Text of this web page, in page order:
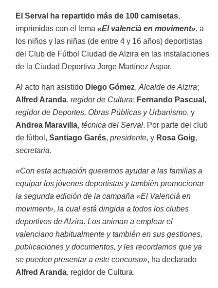
El Serval ha repartido más de 100 camisetas,
imprimidas con el lema«El valencià en moviment», a
los niños y las niñas (de entre 4 y 16 años) deportistas
del Club de Fútbol Ciudad de Alzira en las instalaciones
de la Ciudad Deportiva Jorge Martínez Aspar.
Al acto han asistido Diego Gómez,Alcalde de Alzira;
Alfred Aranda,regidor de Cultura; Fernando Pascual ,
regidor de Deportes, Obras Públicas y Urbanismo, y
Andrea Maravilla,técnica del Serval. Por parte del club
de fútbol, Santiago Garés, presidente, y Rosa Goig,
secretaria.
«Con esta actuación queremos ayudar a las familias a
equipar los jóvenes deportistas y también promocionar
la segunda edición de la campaña «El Valencià en
moviment», la cual está dirigida a todos los clubes
deportivos de Alzira. Los animan a emplear el
valenciano habitualmente y también en sus gestiones,
publicaciones y documentos, y les recordamos que ya
se pueden presentar a este concurso», ha declarado
Alfred Aranda, regidor de Cultura.